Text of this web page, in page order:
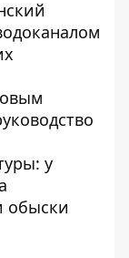
у
обыски